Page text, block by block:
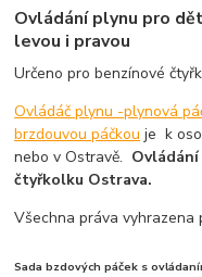
Ovládání plynu pro
levou i pravou
Určeno pro benzínové
Ovládáč plynu -plynová
brzdouvou páčkou je k
nebo v Ostravě.
čtyřkolku Ostrava.
Všechna práva vyhrazena
Sada bzdových páček s